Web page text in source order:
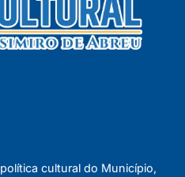
cultural do Município,